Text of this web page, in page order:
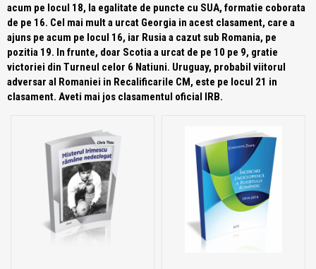
acum pe locul 18, la egalitate de puncte cu SUA, formatie coborata
de pe 16. Cel mai mult a urcat Georgia in acest clasament, care a
ajuns pe acum pe locul 16, iar Rusia a cazut sub Romania, pe
pozitia 19. In frunte, doar Scotia a urcat de pe 10 pe 9, gratie
victoriei din Turneul celor 6 Natiuni. Uruguay, probabil viitorul
adversar al Romaniei in Recalificarile CM, este pe locul 21 in
clasament. Aveti mai jos clasamentul oficial IRB.